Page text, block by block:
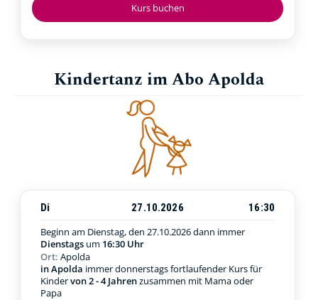
Kurs buchen
Kindertanz im Abo Apolda
Di 27.10.2026
16:30
Beginn am Dienstag, den 27.10.2026dann immer
Dienstags um 16:30 Uhr
Ort: Apolda
in Apolda immer donnerstags fortlaufender Kurs für
Kindervon 2 - 4 Jahrenzusammen mit Mama oder
Papa